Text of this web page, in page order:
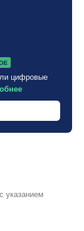
цифровые
указанием